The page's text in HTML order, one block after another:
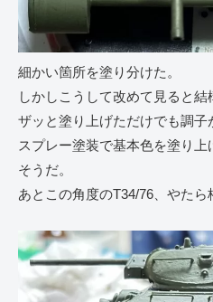
細かい箇所を塗り分けた。
しかしこうして改めて見ると
ザッと塗り上げただけでも調子
スプレー塗装で基本色を塗り
そうだ。
あとこの角度のT34/76、やたら